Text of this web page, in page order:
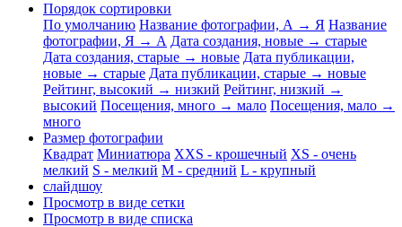
Порядок сортировки
По умолчанию Название фотографии, А → Я Название
фотографии, Я → А Дата создания, новые → старые
Дата создания, старые → новые Дата публикации,
новые → старые Дата публикации, старые → новые
Рейтинг, высокий → низкий Рейтинг, низкий →
высокий Посещения, много → мало Посещения, мало →
много
Размер фотографии
Квадрат Миниатюра XXS - крошечный XS - очень
мелкий S - мелкий M - средний L - крупный
слайдшоу
Просмотр в виде сетки
Просмотр в виде списка